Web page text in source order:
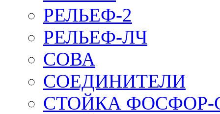
РЕЛЬЕФ-2
РЕЛЬЕФ-ЛЧ
СОВА
СОЕДИНИТЕЛИ
СТОЙКА ФОСФОР-